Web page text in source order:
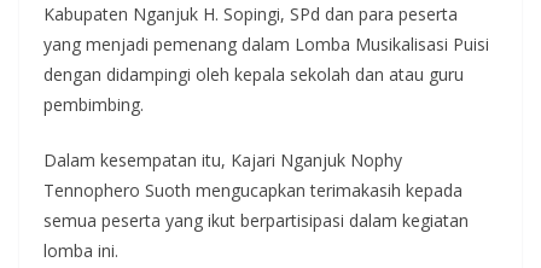
Kabupaten Nganjuk H. Sopingi, SPd dan para peserta
yang menjadi pemenang dalam Lomba Musikalisasi Puisi
dengan didampingi oleh kepala sekolah dan atau guru
pembimbing.
Dalam kesempatan itu, Kajari Nganjuk Nophy
Tennophero Suoth mengucapkan terimakasih kepada
semua peserta yang ikut berpartisipasi dalam kegiatan
lomba ini.